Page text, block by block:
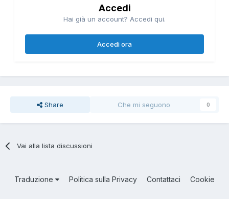
Accedi
Hai già un account? Accedi qui.
Accedi ora
Share Che mi seguono 0
Vai alla lista discussioni
Traduzione Politica sulla Privacy Contattaci Cookie